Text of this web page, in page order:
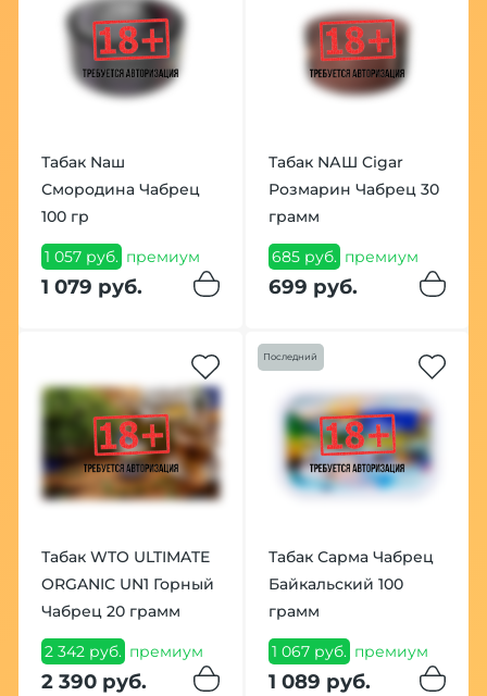
Табак Nаш
Смородина Чабрец
100 гр
1 057 руб. премиум
1 079 руб.
Табак NАШ Cigar
Розмарин Чабрец 30
грамм
685 руб. премиум
699 руб.
Табак WTO ULTIMATE
ORGANIC UN1 Горный
Чабрец 20 грамм
2 342 руб. премиум
2 390 руб.
Последний
Табак Сарма Чабрец
Байкальский 100
грамм
1 067 руб. премиум
1 089 руб.